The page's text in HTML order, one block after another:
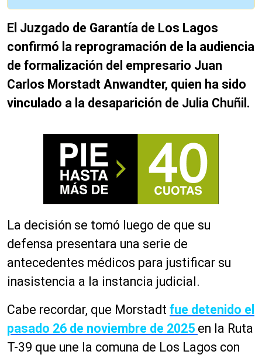
El Juzgado de Garantía de Los Lagos
confirmó la reprogramación de la audiencia
de formalización del empresario Juan
Carlos Morstadt Anwandter, quien ha sido
vinculado a la desaparición de Julia Chuñil.
La decisión se tomó luego de que su
defensa presentara una serie de
antecedentes médicos para justificar su
inasistencia a la instancia judicial.
Cabe recordar, que Morstadt fue detenido el
pasado 26 de noviembre de 2025 en la Ruta
T-39 que une la comuna de Los Lagos con